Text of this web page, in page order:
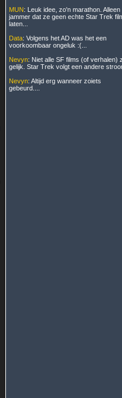
MUN : Leuk idee, zo'n marathon. Alleen
jammer dat ze geen echte Star Trek
laten...
Data: Volgens het AD was het een
voorkoombaar ongeluk :(...
Nevyn: Niet alle SF films (of verhalen)
gelijk. Star Trek volgt een andere
Nevyn: Altijd erg wanneer zoiets
gebeurd....